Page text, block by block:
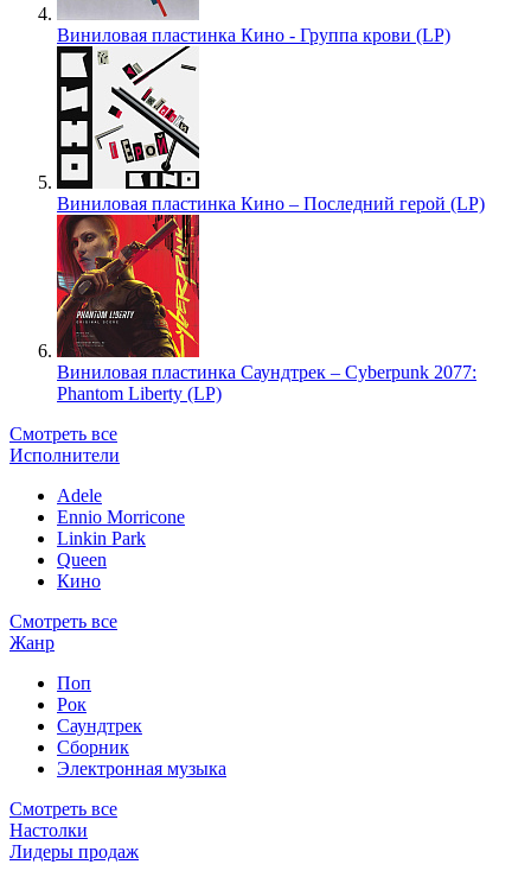
Виниловая пластинка Кино - Группа крови (LP)
Виниловая пластинка Кино – Последний герой (LP)
Виниловая пластинка Саундтрек – Cyberpunk 2077:
Phantom Liberty (LP)
Смотреть все
Исполнители
Adele
Ennio Morricone
Linkin Park
Queen
Кино
Смотреть все
Жанр
Поп
Рок
Саундтрек
Сборник
Электронная музыка
Смотреть все
Настолки
Лидеры продаж